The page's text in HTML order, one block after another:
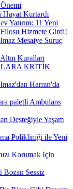
Hayat Kurtardı
Yatırım: 11 Yeni
Hizmete Girdi!
Mesaiye Suruç
Kuralları
KRİTİK
Harran'da
paletli Ambulans
Desteğiyle Yaşam
Polikliniği ile Yeni
Korumak İçin
Bozan Sessiz